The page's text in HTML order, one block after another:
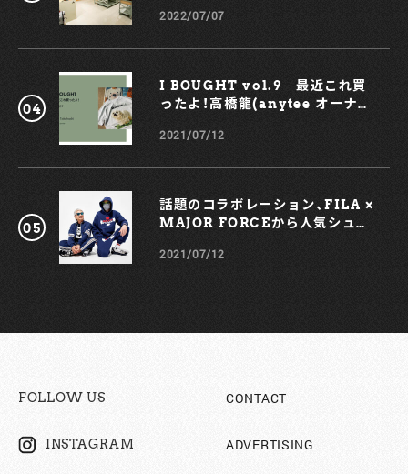
も！
2022/07/07
I BOUGHT vol.9 最近これ買
ったよ！高橋龍(anytee オーナ
2021/07/12
話題のコラボレーション、FILA ×
MAJOR FORCEから人気シュー
2021/07/12
FOLLOW US
INSTAGRAM
CONTACT
ADVERTISING